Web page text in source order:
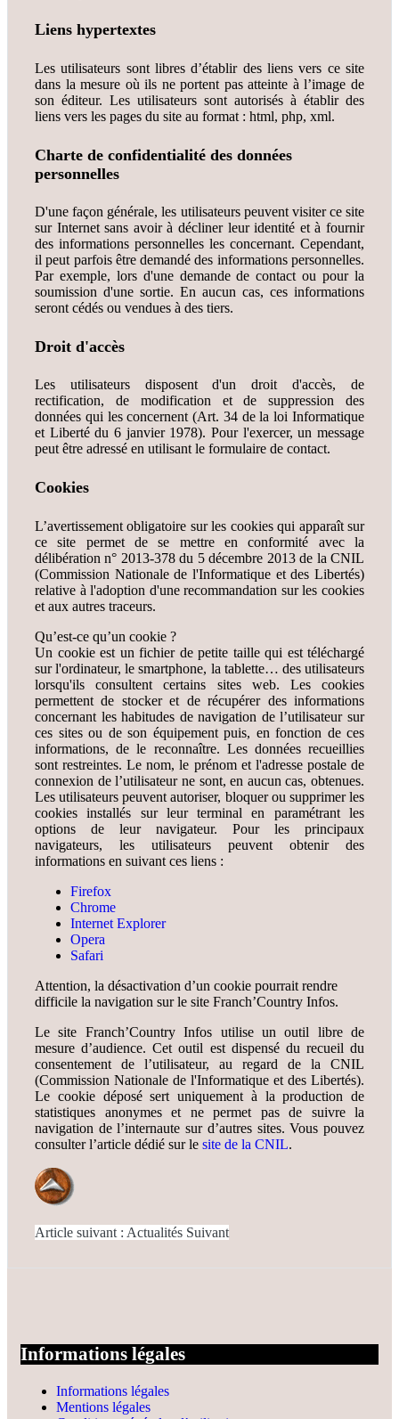
Liens hypertextes
Les utilisateurs sont libres d’établir des liens vers ce site
dans la mesure où ils ne portent pas atteinte à l’image de
son éditeur. Les utilisateurs sont autorisés à établir des
liens vers les pages du site au format : html, php, xml.
Charte de confidentialité des données
personnelles
D'une façon générale, les utilisateurs peuvent visiter ce site
sur Internet sans avoir à décliner leur identité et à fournir
des informations personnelles les concernant. Cependant,
il peut parfois être demandé des informations personnelles.
Par exemple, lors d'une demande de contact ou pour la
soumission d'une sortie. En aucun cas, ces informations
seront cédés ou vendues à des tiers.
Droit d'accès
Les utilisateurs disposent d'un droit d'accès, de
rectification, de modification et de suppression des
données qui les concernent (Art. 34 de la loi Informatique
et Liberté du 6 janvier 1978). Pour l'exercer, un message
peut être adressé en utilisant le formulaire de contact.
Cookies
L’avertissement obligatoire sur les cookies qui apparaît sur
ce site permet de se mettre en conformité avec la
délibération n° 2013-378 du 5 décembre 2013 de la CNIL
(Commission Nationale de l'Informatique et des Libertés)
relative à l'adoption d'une recommandation sur les cookies
et aux autres traceurs.
Qu’est-ce qu’un cookie ?
Un cookie est un fichier de petite taille qui est téléchargé
sur l'ordinateur, le smartphone, la tablette… des utilisateurs
lorsqu'ils consultent certains sites web. Les cookies
permettent de stocker et de récupérer des informations
concernant les habitudes de navigation de l’utilisateur sur
ces sites ou de son équipement puis, en fonction de ces
informations, de le reconnaître. Les données recueillies
sont restreintes. Le nom, le prénom et l'adresse postale de
connexion de l’utilisateur ne sont, en aucun cas, obtenues.
Les utilisateurs peuvent autoriser, bloquer ou supprimer les
cookies installés sur leur terminal en paramétrant les
options de leur navigateur. Pour les principaux
navigateurs, les utilisateurs peuvent obtenir des
informations en suivant ces liens :
Firefox
Chrome
Internet Explorer
Opera
Safari
Attention, la désactivation d’un cookie pourrait rendre
difficile la navigation sur le site Franch’Country Infos.
Le site Franch’Country Infos utilise un outil libre de
mesure d’audience. Cet outil est dispensé du recueil du
consentement de l’utilisateur, au regard de la CNIL
(Commission Nationale de l'Informatique et des Libertés).
Le cookie déposé sert uniquement à la production de
statistiques anonymes et ne permet pas de suivre la
navigation de l’internaute sur d’autres sites. Vous pouvez
consulter l’article dédié sur le site de la CNIL.
Article suivant : Actualités Suivant
Informations légales
Informations légales
Mentions légales